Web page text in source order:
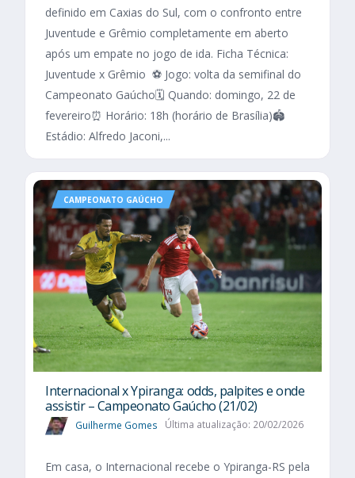
definido em Caxias do Sul, com o confronto entre
Juventude e Grêmio completamente em aberto
após um empate no jogo de ida. Ficha Técnica:
Juventude x Grêmio ⚽ Jogo: volta da semifinal do
Campeonato Gaúcho🗓️ Quando: domingo, 22 de
fevereiro⏰ Horário: 18h (horário de Brasília)🏟️
Estádio: Alfredo Jaconi,...
CAMPEONATO GAÚCHO
Internacional x Ypiranga: odds, palpites e onde
assistir – Campeonato Gaúcho (21/02)
Guilherme Gomes Última atualização: 20/02/2026
Em casa, o Internacional recebe o Ypiranga-RS pela